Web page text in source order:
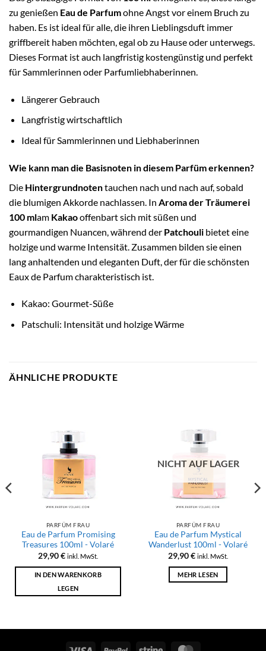
zu genießen Eau de Parfumohne Angst vor einem Bruch zu
haben. Es ist ideal für alle, die ihren Lieblingsduft immer
griffbereit haben möchten, egal ob zu Hause oder unterwegs.
Dieses Format ist auch langfristig kostengünstig und perfekt
für Sammlerinnen oder Parfumliebhaberinnen.
Längerer Gebrauch
Langfristig wirtschaftlich
Ideal für Sammlerinnen und Liebhaberinnen
Wie kann man die Basisnoten in diesem Parfüm erkennen?
Die Hintergrundnotentauchen nach und nach auf, sobald
die blumigen Akkorde nachlassen. In Aroma der Träumerei
100 mlam Kakaooffenbart sich mit süßen und
gourmandigen Nuancen, während der Patchouli bietet eine
holzige und warme Intensität. Zusammen bilden sie einen
lang anhaltenden und eleganten Duft, der für die schönsten
Eaux de Parfum charakteristisch ist.
Kakao: Gourmet-Süße
Patschuli: Intensität und holzige Wärme
ÄHNLICHE PRODUKTE
PARFÜM FRAU
Eau de Parfum Promising
Treasures 100ml - Volaré
29,90€ inkl. MwSt.
IN DEN WARENKORB
LEGEN
NICHT AUF LAGER
PARFÜM FRAU
Eau de Parfum Mystical
Wanderlust 100ml - Volaré
29,90€ inkl. MwSt.
MEHR LESEN